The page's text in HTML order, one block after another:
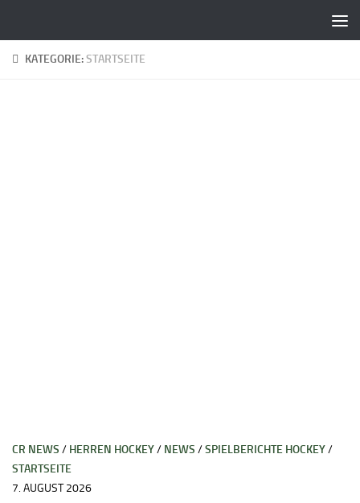
KATEGORIE:STARTSEITE
CR NEWS / HERREN HOCKEY/ NEWS /SPIELBERICHTE HOCKEY/
STARTSEITE
7. AUGUST 2026